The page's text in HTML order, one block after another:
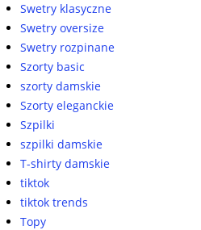
Swetry klasyczne
Swetry oversize
Swetry rozpinane
Szorty basic
szorty damskie
Szorty eleganckie
Szpilki
szpilki damskie
T-shirty damskie
tiktok
tiktok trends
Topy